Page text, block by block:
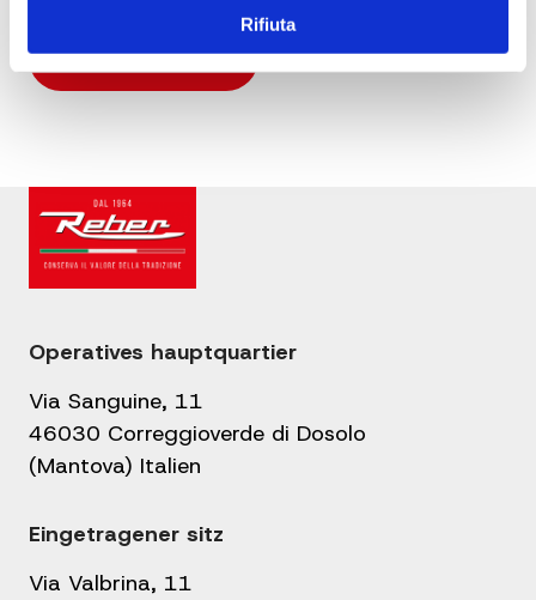
Rifiuta
Operatives hauptquartier
Via Sanguine, 11
46030 Correggioverde di Dosolo
(Mantova) Italien
Eingetragener sitz
Via Valbrina, 11